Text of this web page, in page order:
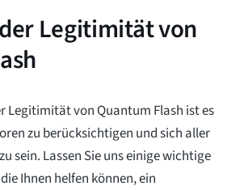
Legitimität von
Legitimität von Quantum Flash ist es
zu berücksichtigen und sich aller
sein. Lassen Sie uns einige wichtige
Ihnen helfen können, ein